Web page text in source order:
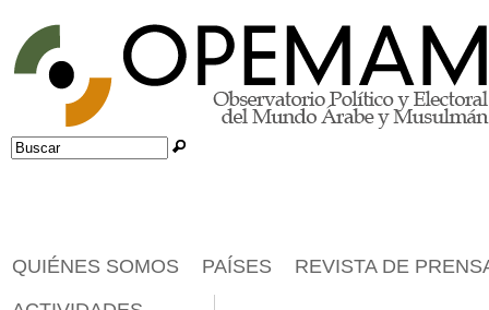
Jump to navigation
Formulario de búsqueda
Buscar
QUIÉNES SOMOS PAÍSES REVISTA DE